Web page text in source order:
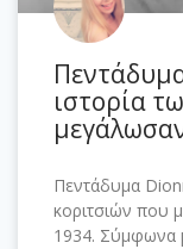
ιστορία
Πεντάδυμα
κοριτσιών που
1934. Σύμφωνα